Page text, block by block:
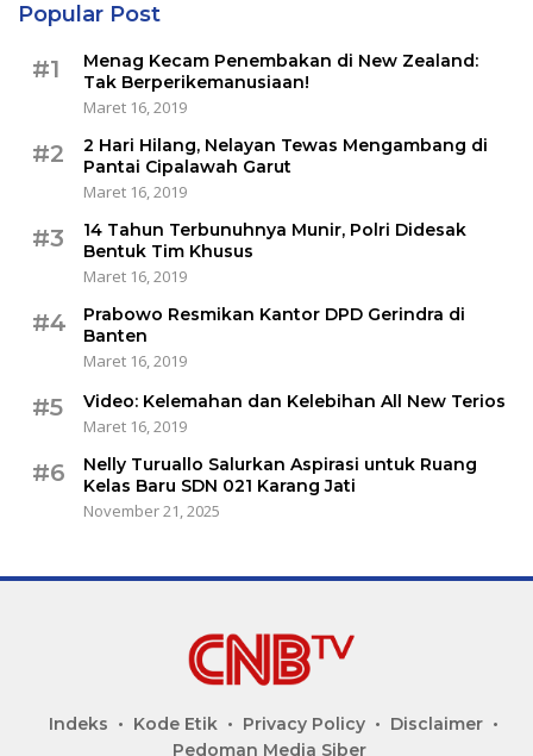
Popular Post
#1
Menag Kecam Penembakan di New Zealand:
Tak Berperikemanusiaan!
Maret 16, 2019
#2
2 Hari Hilang, Nelayan Tewas Mengambang di
Pantai Cipalawah Garut
Maret 16, 2019
#3
14 Tahun Terbunuhnya Munir, Polri Didesak
Bentuk Tim Khusus
Maret 16, 2019
#4
Prabowo Resmikan Kantor DPD Gerindra di
Banten
Maret 16, 2019
#5
Video: Kelemahan dan Kelebihan All New Terios
Maret 16, 2019
#6
Nelly Turuallo Salurkan Aspirasi untuk Ruang
Kelas Baru SDN 021 Karang Jati
November 21, 2025
Indeks Kode Etik Privacy Policy
Disclaimer
Pedoman Media Siber